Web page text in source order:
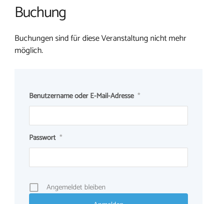
Buchung
Buchungen sind für diese Veranstaltung nicht mehr
möglich.
Benutzername oder E-Mail-Adresse *
Passwort *
Angemeldet bleiben